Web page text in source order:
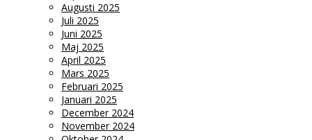
Augusti 2025
Juli 2025
Juni 2025
Maj 2025
April 2025
Mars 2025
Februari 2025
Januari 2025
December 2024
November 2024